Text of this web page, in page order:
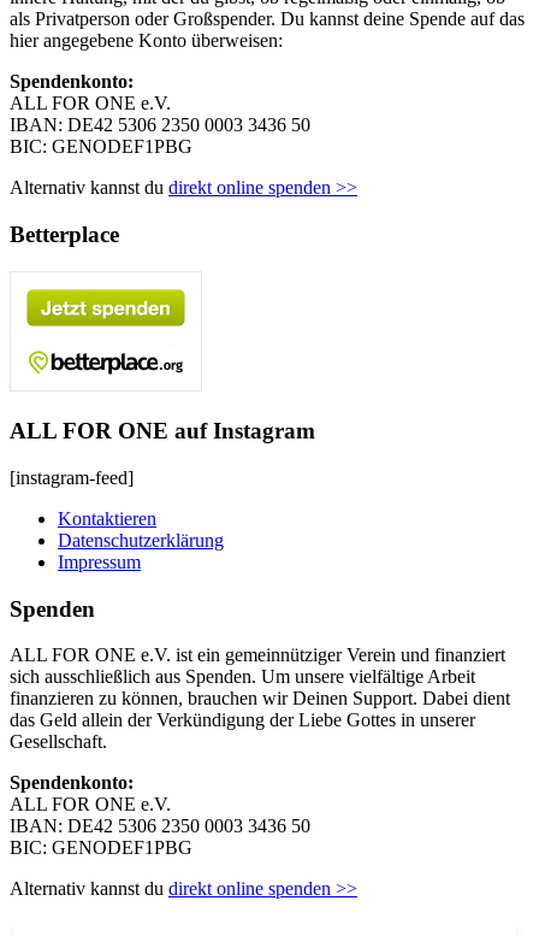
als Privatperson oder Großspender. Du kannst deine Spende auf das
hier angegebene Konto überweisen:
Spendenkonto:
ALL FOR ONE e.V.
IBAN: DE42 5306 2350 0003 3436 50
BIC: GENODEF1PBG
Alternativ kannst du direkt online spenden >>
Betterplace
ALL FOR ONE auf Instagram
[instagram-feed]
Kontaktieren
Datenschutzerklärung
Impressum
Spenden
ALL FOR ONE e.V. ist ein gemeinnütziger Verein und finanziert
sich ausschließlich aus Spenden. Um unsere vielfältige Arbeit
finanzieren zu können, brauchen wir Deinen Support. Dabei dient
das Geld allein der Verkündigung der Liebe Gottes in unserer
Gesellschaft.
Spendenkonto:
ALL FOR ONE e.V.
IBAN: DE42 5306 2350 0003 3436 50
BIC: GENODEF1PBG
Alternativ kannst du direkt online spenden >>